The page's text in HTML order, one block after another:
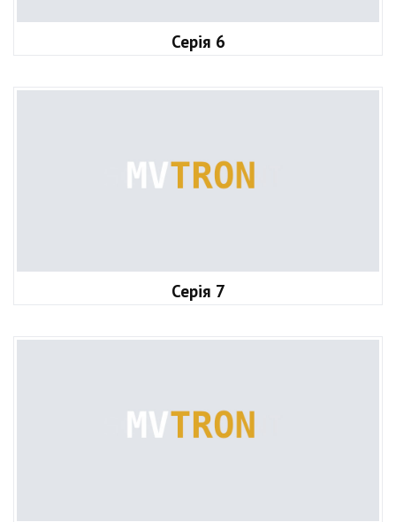
Серія 6
Серія 7